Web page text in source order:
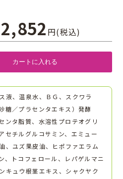
2,852 円(税込)
液、温泉水、ＢＧ、スクワラ
糖／プラセンタエキス）発酵
ンタ脂質、水溶性プロテオグリ
セチルグルコサミン、エミュー
、ユズ果皮油、ヒポファエラム
、トコフェロール、レパゲルマニ
キュウ根茎エキス、シャクヤク